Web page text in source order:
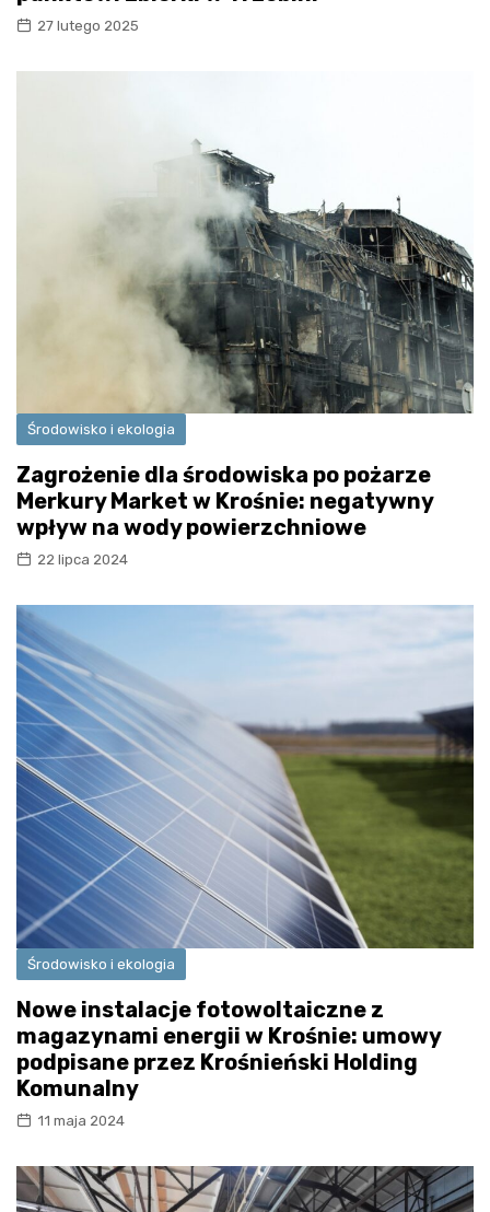
27 lutego 2025
Środowisko i ekologia
Zagrożenie dla środowiska po pożarze
Merkury Market w Krośnie: negatywny
wpływ na wody powierzchniowe
22 lipca 2024
Środowisko i ekologia
Nowe instalacje fotowoltaiczne z
magazynami energii w Krośnie: umowy
podpisane przez Krośnieński Holding
Komunalny
11 maja 2024